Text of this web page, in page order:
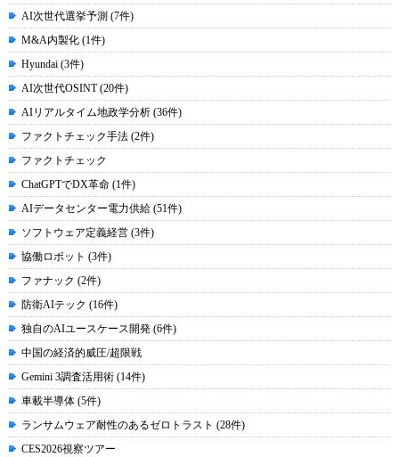
AI次世代選挙予測 (7件)
M&A内製化 (1件)
Hyundai (3件)
AI次世代OSINT (20件)
AIリアルタイム地政学分析 (36件)
ファクトチェック手法 (2件)
ファクトチェック
ChatGPTでDX革命 (1件)
AIデータセンター電力供給 (51件)
ソフトウェア定義経営 (3件)
協働ロボット (3件)
ファナック (2件)
防衛AIテック (16件)
独自のAIユースケース開発 (6件)
中国の経済的威圧/超限戦
Gemini 3調査活用術 (14件)
車載半導体 (5件)
ランサムウェア耐性のあるゼロトラスト (28件)
CES2026視察ツアー